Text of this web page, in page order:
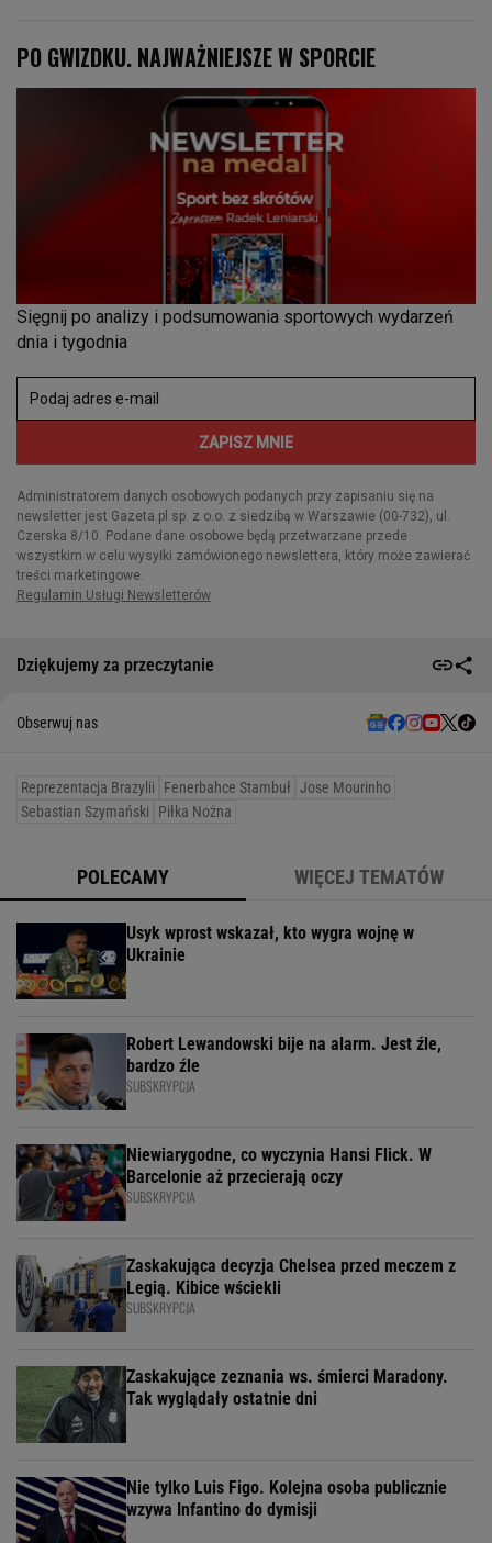
Dziękujemy za przeczytanie
Obserwuj nas
Reprezentacja Brazylii Fenerbahce Stambuł Jose Mourinho
Sebastian Szymański
Piłka Nożna
POLECAMY WIĘCEJ TEMATÓW
Usyk wprost wskazał, kto wygra wojnę w
Ukrainie
Robert Lewandowski bije na alarm. Jest źle,
bardzo źle
SUBSKRYPCJA
Niewiarygodne, co wyczynia Hansi Flick. W
Barcelonie aż przecierają oczy
SUBSKRYPCJA
Zaskakująca decyzja Chelsea przed meczem z
Legią. Kibice wściekli
SUBSKRYPCJA
Zaskakujące zeznania ws. śmierci Maradony.
Tak wyglądały ostatnie dni
Nie tylko Luis Figo. Kolejna osoba publicznie
wzywa Infantino do dymisji